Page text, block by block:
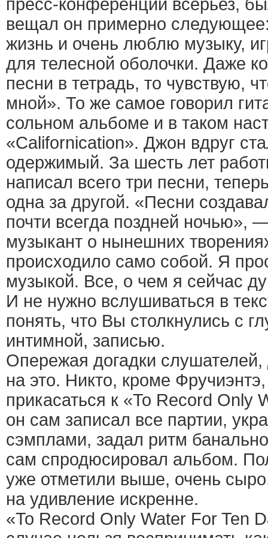
пресс-конференции всерьез,
вещал он примерно
жизнь и очень люблю музыку,
для телесной оболочки. Даже
песни в тетрадь, то чувствую,
мной». То же самое говорил
сольном альбоме и в таком
«Californication». Джон вдруг
одержимый. За шесть лет
написал всего три песни,
одна за другой. «Песни
почти всегда поздней ночью»,
музыкант о нынешних
происходило само собой. Я
музыкой. Все, о чем я сейчас
И не нужно вслушиваться в
понять, что Вы столкнулись с
интимной, записью.
Опережая догадки
на это. Никто, кроме
прикасаться к «To Record Only
он сам записал все партии,
сэмплами, задал ритм
сам спродюсировал альбом.
уже отметили выше, очень
на удивление искренне.
«To Record Only Water For Ten